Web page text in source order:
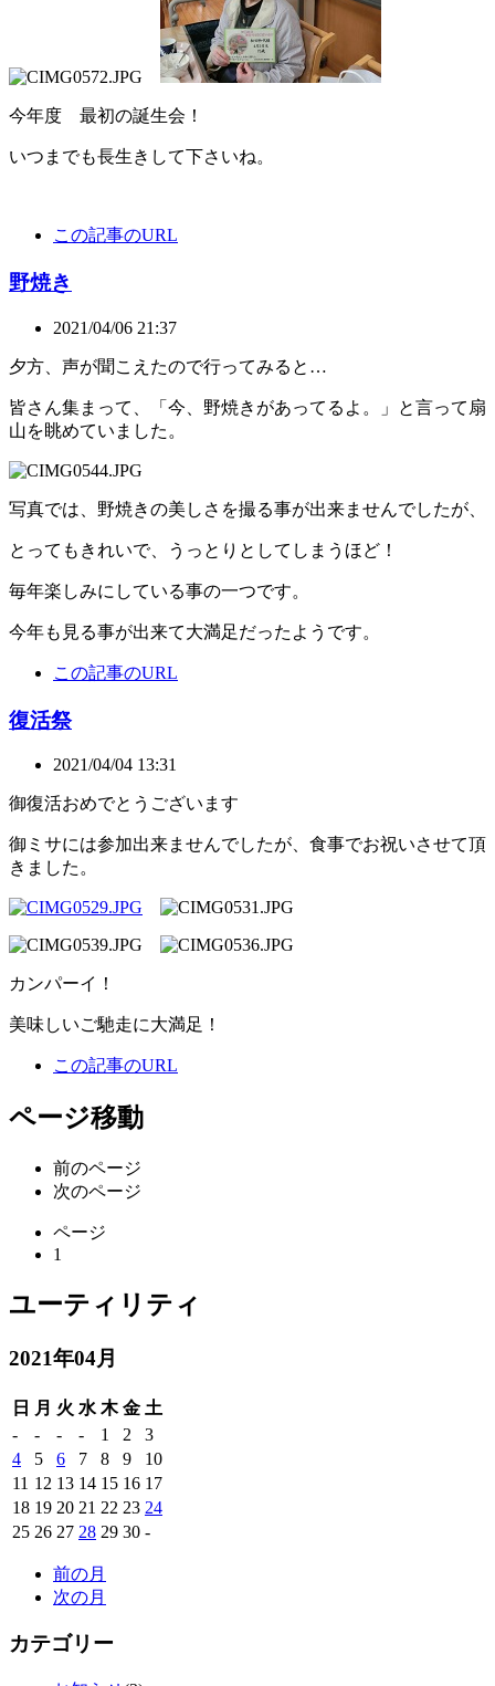
今年度 最初の誕生会！
いつまでも長生きして下さいね。
この記事のURL
野焼き
2021/04/06 21:37
夕方、声が聞こえたので行ってみると…
皆さん集まって、「今、野焼きがあってるよ。」と言って扇
山を眺めていました。
写真では、野焼きの美しさを撮る事が出来ませんでしたが、
とってもきれいで、うっとりとしてしまうほど！
毎年楽しみにしている事の一つです。
今年も見る事が出来て大満足だったようです。
この記事のURL
復活祭
2021/04/04 13:31
御復活おめでとうございます
御ミサには参加出来ませんでしたが、食事でお祝いさせて頂
きました。
カンパーイ！
美味しいご馳走に大満足！
この記事のURL
ページ移動
前のページ
次のページ
ページ
1
ユーティリティ
2021年04月
日 月 火 水 木 金 土
-
- - - 1 2
3
4
5 6 7 8 9
10
11 12 13 14 15 16 17
18 19 20 21 22 23 24
25 26 27 28 29 30 -
前の月
次の月
カテゴリー